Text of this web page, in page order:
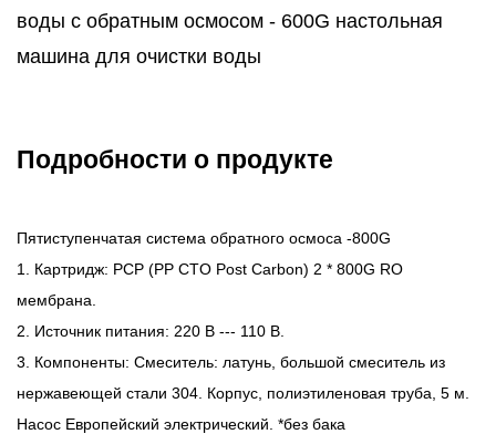
воды с обратным осмосом - 600G настольная
машина для очистки воды
Подробности о продукте
Пятиступенчатая система обратного осмоса -800G
1. Картридж: PCP (PP CTO Post Carbon) 2 * 800G RO
мембрана.
2. Источник питания: 220 В --- 110 В.
3. Компоненты: Смеситель: латунь, большой смеситель из
нержавеющей стали 304. Корпус, полиэтиленовая труба, 5 м.
Насос Европейский электрический. *без бака